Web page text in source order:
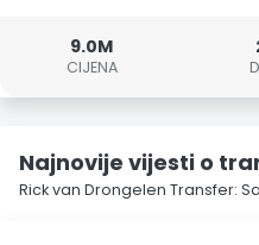
9.0M
CIJENA
Najnovije vijesti o
Rick van Drongelen Transfer: